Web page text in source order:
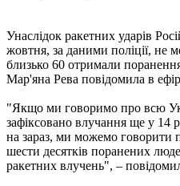
Унаслідок ракетних ударів
жовтня, за даними поліції, не
близько 60 отримали
Мар'яна Рева повідомила в
"Якщо ми говоримо про всю
зафіксовано влучання ще у 14
на зараз, ми можемо говорити
шести десятків поранених
ракетних влучень", –